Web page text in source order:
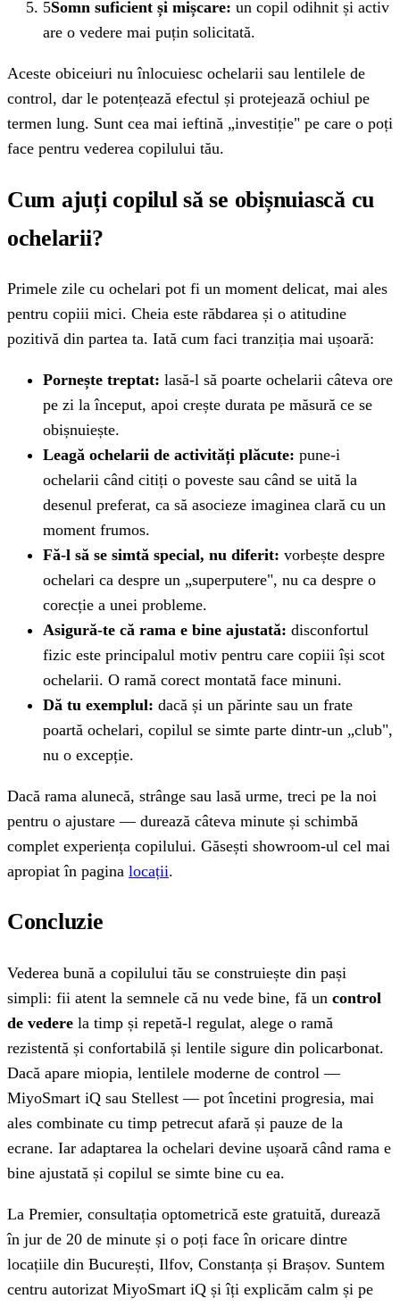
5Somn suficient și mișcare: un copil odihnit și activ
are o vedere mai puțin solicitată.
Aceste obiceiuri nu înlocuiesc ochelarii sau lentilele de
control, dar le potențează efectul și protejează ochiul pe
termen lung. Sunt cea mai ieftină „investiție" pe care o poți
face pentru vederea copilului tău.
Cum ajuți copilul să se obișnuiască cu
ochelarii?
Primele zile cu ochelari pot fi un moment delicat, mai ales
pentru copiii mici. Cheia este răbdarea și o atitudine
pozitivă din partea ta. Iată cum faci tranziția mai ușoară:
Pornește treptat: lasă-l să poarte ochelarii câteva ore
pe zi la început, apoi crește durata pe măsură ce se
obișnuiește.
Leagă ochelarii de activități plăcute: pune-i
ochelarii când citiți o poveste sau când se uită la
desenul preferat, ca să asocieze imaginea clară cu un
moment frumos.
Fă-l să se simtă special, nu diferit: vorbește despre
ochelari ca despre un „superputere", nu ca despre o
corecție a unei probleme.
Asigură-te că rama e bine ajustată: disconfortul
fizic este principalul motiv pentru care copiii își scot
ochelarii. O ramă corect montată face minuni.
Dă tu exemplul: dacă și un părinte sau un frate
poartă ochelari, copilul se simte parte dintr-un „club",
nu o excepție.
Dacă rama alunecă, strânge sau lasă urme, treci pe la noi
pentru o ajustare — durează câteva minute și schimbă
complet experiența copilului. Găsești showroom-ul cel mai
apropiat în pagina locații.
Concluzie
Vederea bună a copilului tău se construiește din pași
simpli: fii atent la semnele că nu vede bine, fă un control
de vedere la timp și repetă-l regulat, alege o ramă
rezistentă și confortabilă și lentile sigure din policarbonat.
Dacă apare miopia, lentilele moderne de control —
MiyoSmart iQ sau Stellest — pot încetini progresia, mai
ales combinate cu timp petrecut afară și pauze de la
ecrane. Iar adaptarea la ochelari devine ușoară când rama e
bine ajustată și copilul se simte bine cu ea.
La Premier, consultația optometrică este gratuită, durează
în jur de 20 de minute și o poți face în oricare dintre
locațiile din București, Ilfov, Constanța și Brașov. Suntem
centru autorizat MiyoSmart iQ și îți explicăm calm și pe